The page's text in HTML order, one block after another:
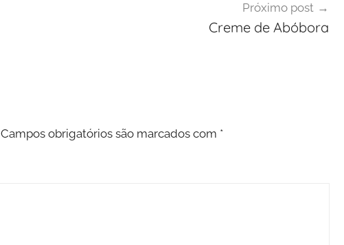
Próximo post
Creme de Abóbora
Campos obrigatórios são marcados com *